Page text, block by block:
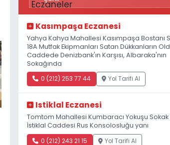
Kasımpaşa Eczanesi
Yahya Kahya Mahallesi Kasımpaşa Bostanı
18A Mutfak Ekipmanları Satan Dükkanların
Caddede Denizbank'ın Karşısı, Albaraka'nın
Sokağında
0 (212) 253 77 44 Yol Tarifi Al
Istiklal Eczanesi
Tomtom Mahallesi Kumbaracı Yokuşu Sokak
İstiklal Caddesi Rus Konsolosluğu yanı
0 (212) 243 21 15 Yol Tarifi Al